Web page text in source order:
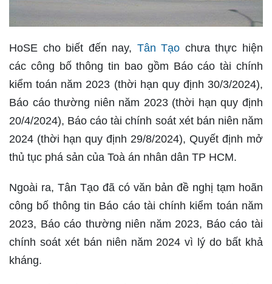
HoSE cho biết đến nay, Tân Tạo chưa thực hiện
các công bố thông tin bao gồm Báo cáo tài chính
kiểm toán năm 2023 (thời hạn quy định 30/3/2024),
Báo cáo thường niên năm 2023 (thời hạn quy định
20/4/2024), Báo cáo tài chính soát xét bán niên năm
2024 (thời hạn quy định 29/8/2024), Quyết định mở
thủ tục phá sản của Toà án nhân dân TP HCM.
Ngoài ra, Tân Tạo đã có văn bản đề nghị tạm hoãn
công bố thông tin Báo cáo tài chính kiểm toán năm
2023, Báo cáo thường niên năm 2023, Báo cáo tài
chính soát xét bán niên năm 2024 vì lý do bất khả
kháng.